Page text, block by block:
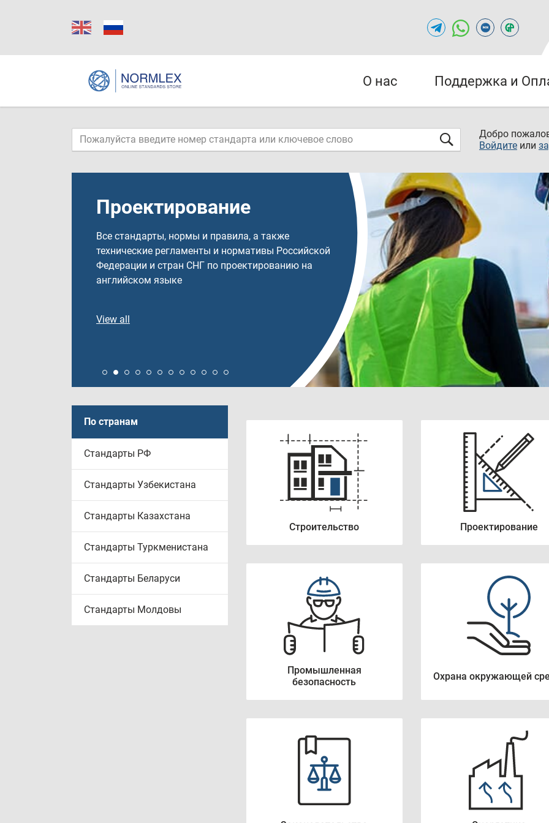
О нас Поддержка и
Добро
Войдите или
Проектирование
Все стандарты, нормы и правила, а также
технические регламенты и нормативы Российской
Федерации и стран СНГ по проектированию на
английском языке
View all
По странам
Стандарты РФ
Стандарты Узбекистана
Стандарты Казахстана
Стандарты Туркменистана
Стандарты Беларуси
Стандарты Молдовы
Строительство Проектирование
Промышленная
безопасность
Охрана окружающей